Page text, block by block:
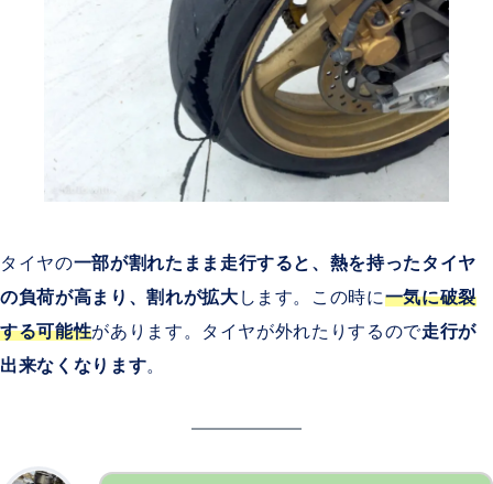
タイヤの一部が割れたまま走行すると、熱を持ったタイヤ
の負荷が高まり、割れが拡大 します。この時に一気に破裂
する可能性があります。タイヤが外れたりするので走行が
出来なくなります。